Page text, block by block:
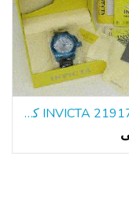
جدید INVICTA 21917 کوردوبا مردانه دیده بان آبی SS 50mm مورد تاریخ کوارتز